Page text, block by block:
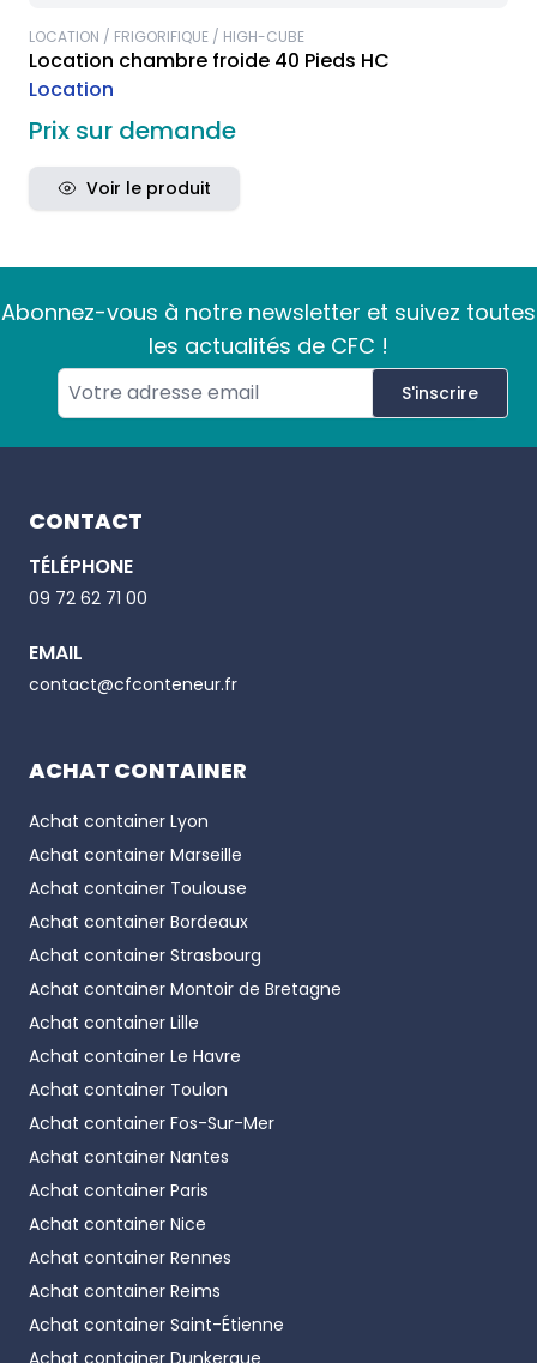
LOCATION / FRIGORIFIQUE / HIGH-CUBE
Location chambre froide 40 Pieds HC
Location
Prix sur demande
Voir le produit
Abonnez-vous à notre newsletter et suivez toutes
les actualités de CFC !
S'inscrire
CONTACT
TÉLÉPHONE
Email
09 72 62 71 00
EMAIL
Phone number
contact@cfconteneur.fr
ACHAT CONTAINER
Achat container Lyon
Achat container Marseille
Achat container Toulouse
Achat container Bordeaux
Achat container Strasbourg
Achat container Montoir de Bretagne
Achat container Lille
Achat container Le Havre
Achat container Toulon
Achat container Fos-Sur-Mer
Achat container Nantes
Achat container Paris
Achat container Nice
Achat container Rennes
Achat container Reims
Achat container Saint-Étienne